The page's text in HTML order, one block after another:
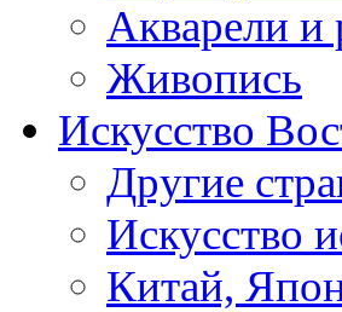
Акварели и
Живопись
Искусство
Другие
Искусство
Китай,